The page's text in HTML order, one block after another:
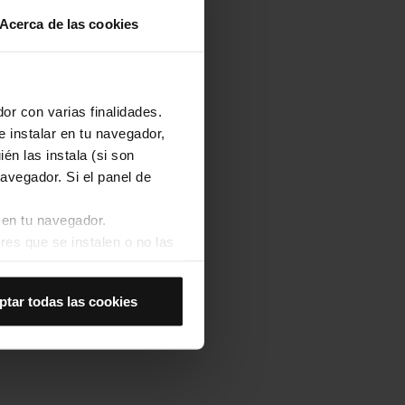
Acerca de las cookies
con varias finalidades.
instalar en tu navegador,
las instala (si son
Si el panel de
tu navegador.
que se instalen o no las
cookies de
tu experiencia de
las aceptas, no puedes
todas las cookies